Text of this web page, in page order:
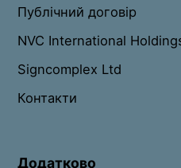
Публічний договір
NVC International
Signcomplex Ltd
Контакти
Додатково